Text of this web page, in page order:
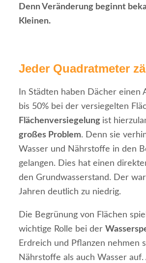
Denn Veränderung beginnt
Kleinen.
Jeder Quadratmeter
In Städten haben Dächer einen
bis 50% bei der versiegelten
Flächenversiegelung ist
großes Problem. Denn sie
Wasser und Nährstoffe in den
gelangen. Dies hat einen
den Grundwasserstand. Der
Jahren deutlich zu niedrig.
Die Begrünung von Flächen
wichtige Rolle bei der
Erdreich und Pflanzen nehmen
Nährstoffe als auch Wasser auf.